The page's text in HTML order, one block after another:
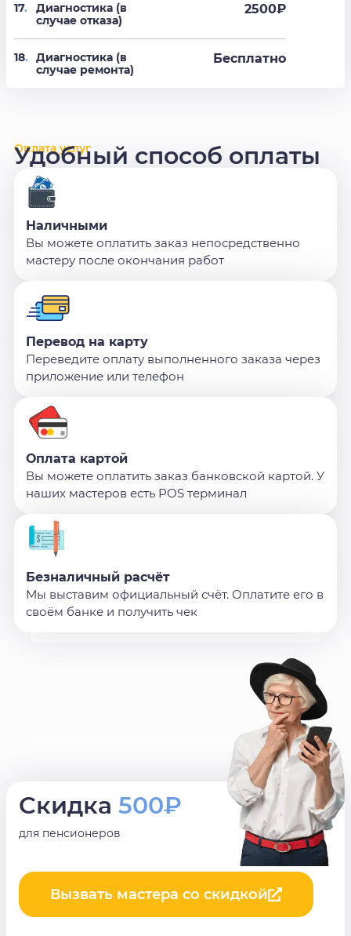
17.
Диагностика (в
случае отказа)
2500₽
18.
Диагностика (в
случае ремонта)
Бесплатно
Оплата услуг
Удобный способ оплаты
Наличными
Вы можете оплатить заказ непосредственно
мастеру после окончания работ
Перевод на карту
Переведите оплату выполненного заказа через
приложение или телефон
Оплата картой
Вы можете оплатить заказ банковской картой. У
наших мастеров есть POS терминал
Безналичный расчёт
Мы выставим официальный счёт. Оплатите его в
своём банке и получить чек
Скидка 500₽
для пенсионеров
Вызвать мастера со скидкой